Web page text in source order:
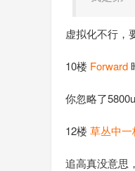
虚拟化不行，
10楼 Forward
你忽略了5800u
12楼 草丛中一
追高真没意思